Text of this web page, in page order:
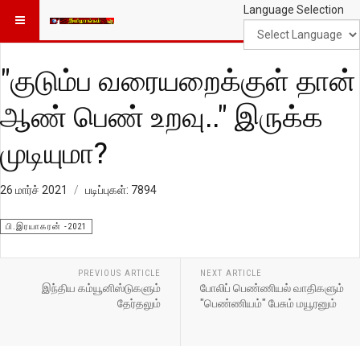
Language Selection
"குடும்ப வரையறைக்குள் தான்
ஆண் பெண் உறவு.." இருக்க
முடியுமா?
26 மார்ச் 2021 படிப்புகள்: 7894
பி.இரயாகரன் -2021
PREVIOUS ARTICLE
இந்திய கம்யூனிஸ்டுகளும்
தேர்தலும்
NEXT ARTICLE
போலிப் பெண்ணியல் வாதிகளும்
"பெண்ணியம்" பேசும் மயூரனும்